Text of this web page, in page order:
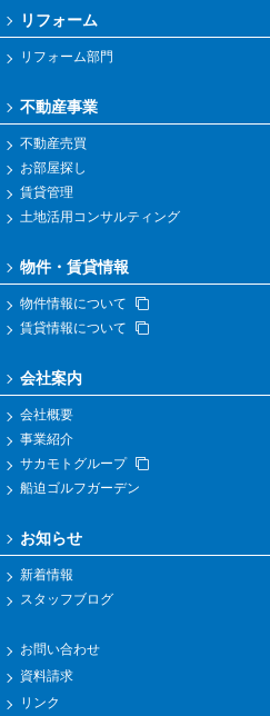
リフォーム
リフォーム部門
不動産事業
不動産売買
お部屋探し
賃貸管理
土地活用コンサルティング
物件・賃貸情報
物件情報について
賃貸情報について
会社案内
会社概要
事業紹介
サカモトグループ
船迫ゴルフガーデン
お知らせ
新着情報
スタッフブログ
お問い合わせ
資料請求
リンク